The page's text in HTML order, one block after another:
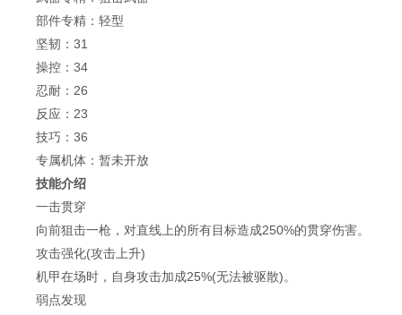
部件专精：轻型
坚韧：31
操控：34
忍耐：26
反应：23
技巧：36
专属机体：暂未开放
技能介绍
一击贯穿
向前狙击一枪，对直线上的所有目标造成250%的贯穿伤害。
攻击强化(攻击上升)
机甲在场时，自身攻击加成25%(无法被驱散)。
弱点发现